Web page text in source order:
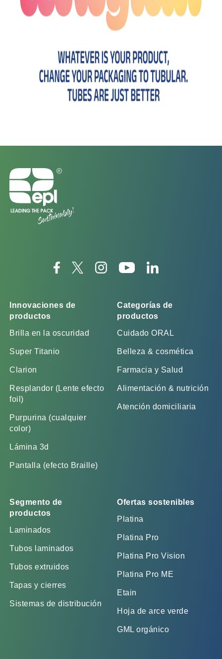
Innovaciones de
productos
Brilla en la oscuridad
Super Titanio
Clarion
Resplandor (Lente efecto
foil)
Purpurina (cualquier
color)
Lámina 3d
Pantalla (efecto Braille)
Categorías de
productos
Cuidado ORAL
Belleza & cosmética
Farmacia y Salud
Alimentación & nutrición
Atención domiciliaria
Segmento de
productos
Laminados
Tubos laminados
Tubos extruidos
Tapas y cierres
Sistemas de distribución
Ofertas sostenibles
Platina
Platina Pro
Platina Pro Vision
Platina Pro ME
Etain
Hoja de arce verde
GML orgánico